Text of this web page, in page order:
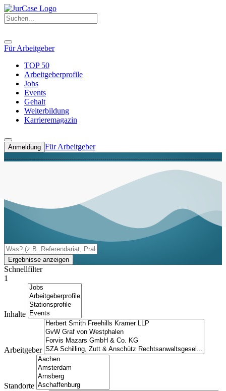
Für Arbeitgeber
TOP 50
Arbeitgeberprofile
Jobs
Events
Gehalt
Weiterbildung
Karrieremagazin
Anmeldung Für Arbeitgeber
Ergebnisse anzeigen
Schnellfilter
1
Inhalte
Arbeitgeber
Standorte